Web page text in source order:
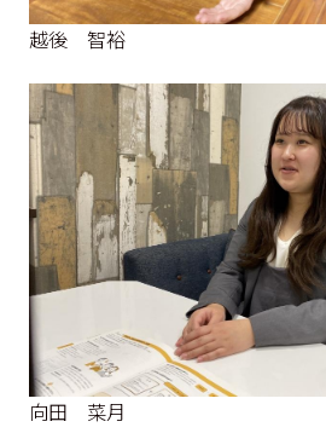
越後 智裕
向田 菜月